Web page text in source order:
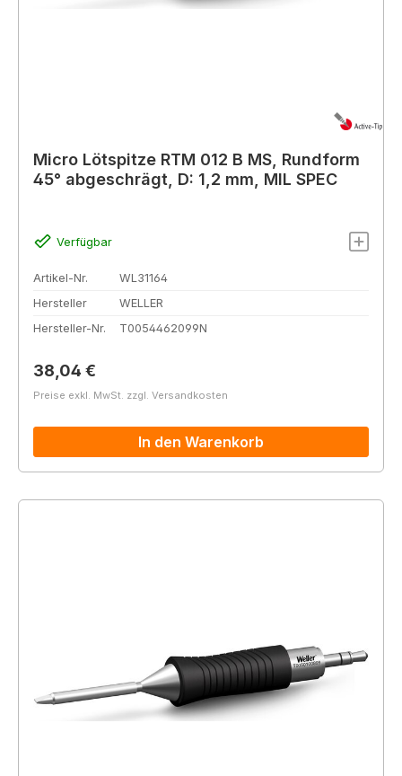
Micro Lötspitze RTM 012 B MS, Rundform
45° abgeschrägt, D: 1,2 mm, MIL SPEC
Verfügbar
Artikel-Nr.
WL31164
Hersteller
WELLER
Hersteller-Nr.
T0054462099N
Regulärer Preis:
38,04 €
Preise exkl. MwSt. zzgl. Versandkosten
In den Warenkorb